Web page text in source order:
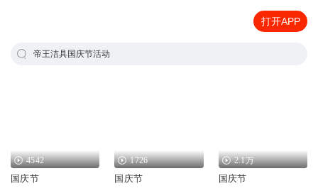
打开APP
帝王洁具国庆节活动
4542
国庆节
1726
国庆节
2.1万
国庆节